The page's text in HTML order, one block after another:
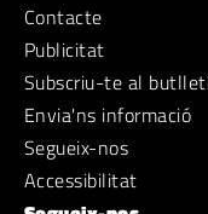
Contacte
Publicitat
Subscriu-te al
Envia'ns informació
Segueix-nos
Accessibilitat